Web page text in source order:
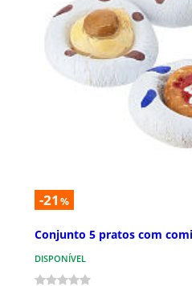
-21 %
Conjunto 5 pratos com
DISPONÍVEL